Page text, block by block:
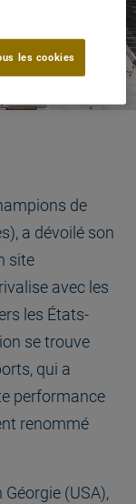
de
a dévoilé son
site
avec les
les États-
se trouve
qui a
performance
renommé
(USA),
les cookies